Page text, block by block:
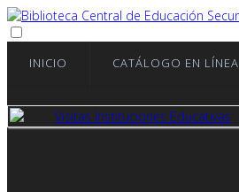
INICIO CATÁLOGO EN LÍNEA